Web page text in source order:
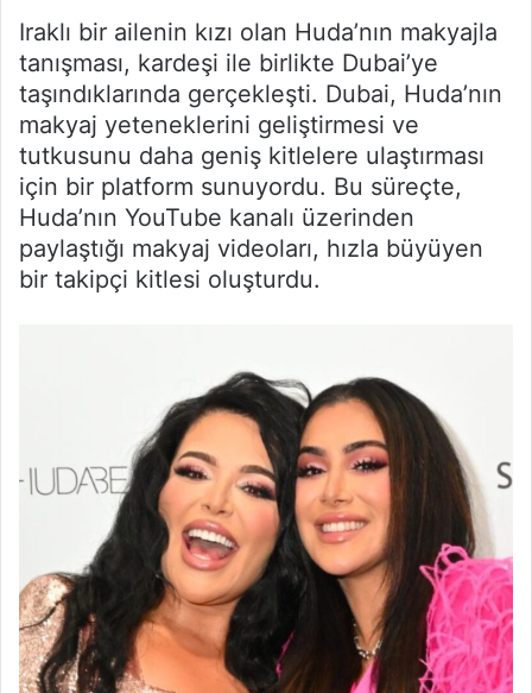
Iraklı bir ailenin kızı olan Huda’nın makyajla
tanışması, kardeşi ile birlikte Dubai’ye
taşındıklarında gerçekleşti. Dubai, Huda’nın
makyaj yeteneklerini geliştirmesi ve
tutkusunu daha geniş kitlelere ulaştırması
için bir platform sunuyordu. Bu süreçte,
Huda’nın YouTube kanalı üzerinden
paylaştığı makyaj videoları, hızla büyüyen
bir takipçi kitlesi oluşturdu.